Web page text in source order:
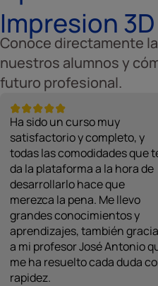
Impresion 3D
Conoce directamente
nuestros alumnos y
futuro profesional.
Ha sido un curso muy
satisfactorio y completo, y
todas las comodidades que
da la plataforma a la hora de
desarrollarlo hace que
merezca la pena. Me llevo
grandes conocimientos y
aprendizajes, también
a mi profesor José Antonio
me ha resuelto cada duda
rapidez.